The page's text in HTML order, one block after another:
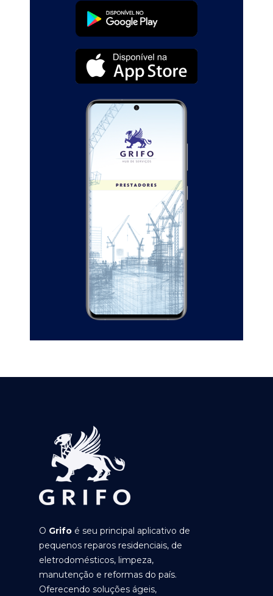
O Grifo é seu principal aplicativo de
pequenos reparos residenciais, de
eletrodomésticos, limpeza,
manutenção e reformas do país.
Oferecendo soluções ágeis,